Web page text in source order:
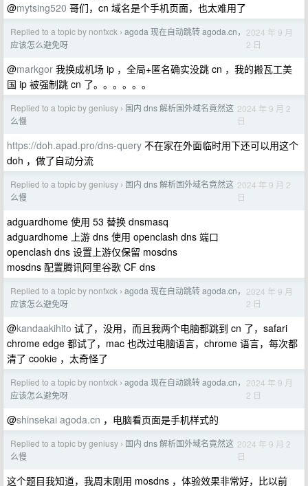
@mytsing520 哥们，cn 域名是个手机页面，也太难用了
Replied to a topic by nonfxck › agoda 现在自动跳转 agoda.cn，
应该怎么避免呀
2024 年 9 月
2 日
@markgor 我换成机场 ip ，全局+匿名确实没跳 cn ，我的搬瓦工美
国 ip 被强制跳 cn 了。。。。。。
Replied to a topic by geniusy › 国内 dns 解析国外域名竟然这
么慢
2024 年 9 月 2
日
https://doh.apad.pro/dns-query 不在家在外面临时用下还可以用这个
doh ，做了自动分流
Replied to a topic by geniusy › 国内 dns 解析国外域名竟然这
么慢
2024 年 9 月 2
日
adguardhome 使用 53 替换 dnsmasq
adguardhome 上游 dns 使用 openclash dns 端口
openclash dns 设置上游仅保留 mosdns
mosdns 配置腾讯阿里谷歌 CF dns
Replied to a topic by nonfxck › agoda 现在自动跳转 agoda.cn，
应该怎么避免呀
2024 年 9 月
2 日
@kandaakihito 试了，没用，而且我两个电脑都跳到 cn 了，safari
chrome edge 都试了，mac 也改过电脑语言，chrome 语言，每次都
清了 cookie ，太奇怪了
Replied to a topic by nonfxck › agoda 现在自动跳转 agoda.cn，
应该怎么避免呀
2024 年 9 月
2 日
@shinsekai agoda.cn ，电脑看页面是手机样式的
Replied to a topic by geniusy › 国内 dns 解析国外域名竟然这
么慢
2024 年 9 月 2
日
这个题目我知道，我周末刚用 mosdns ，体验效果非常好，比以前